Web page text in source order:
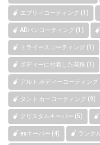
エブリィコーティング (1)
ADバンコーティング (1)
ミライースコーティング (1)
ボディーに付着した花粉 (1)
アルト ボディーコーティング
タント カーコーティング (9)
クリスタルキーパー (5)
exキーパー (4) ランク